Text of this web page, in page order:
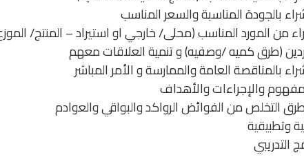
بالجودة المناسبة والسعر المناسب
من المورد المناسب (محلى/ خارجي او استيراد – المنتج/
(طرق كميه /وصفيه) و تنمية العلاقات معهم
بالمناقصة العامة والممارسة و الأمر المباشر
والإجراءات والأهداف
التخلص من الفوائض الرواكد والبواقي والعوادم
وتطبيقية
التدريبي